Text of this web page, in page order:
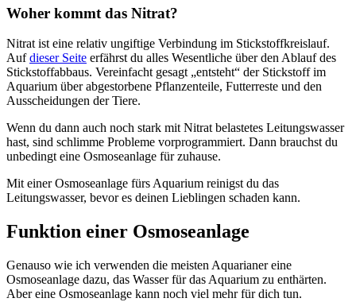
Woher kommt das Nitrat?
Nitrat ist eine relativ ungiftige Verbindung im Stickstoffkreislauf.
Aufdieser Seite erfährst du alles Wesentliche über den Ablauf des
Stickstoffabbaus. Vereinfacht gesagt „entsteht“ der Stickstoff im
Aquarium über abgestorbene Pflanzenteile, Futterreste und den
Ausscheidungen der Tiere.
Wenn du dann auch noch stark mit Nitrat belastetes Leitungswasser
hast, sind schlimme Probleme vorprogrammiert. Dann brauchst du
unbedingt eine Osmoseanlage für zuhause.
Mit einer Osmoseanlage fürs Aquarium reinigst du das
Leitungswasser, bevor es deinen Lieblingen schaden kann.
Funktion einer Osmoseanlage
Genauso wie ich verwenden die meisten Aquarianer eine
Osmoseanlage dazu, das Wasser für das Aquarium zu enthärten.
Aber eine Osmoseanlage kann noch viel mehr für dich tun.